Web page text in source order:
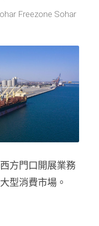
Freezone Sohar
方門口開展業務
型消費市場。